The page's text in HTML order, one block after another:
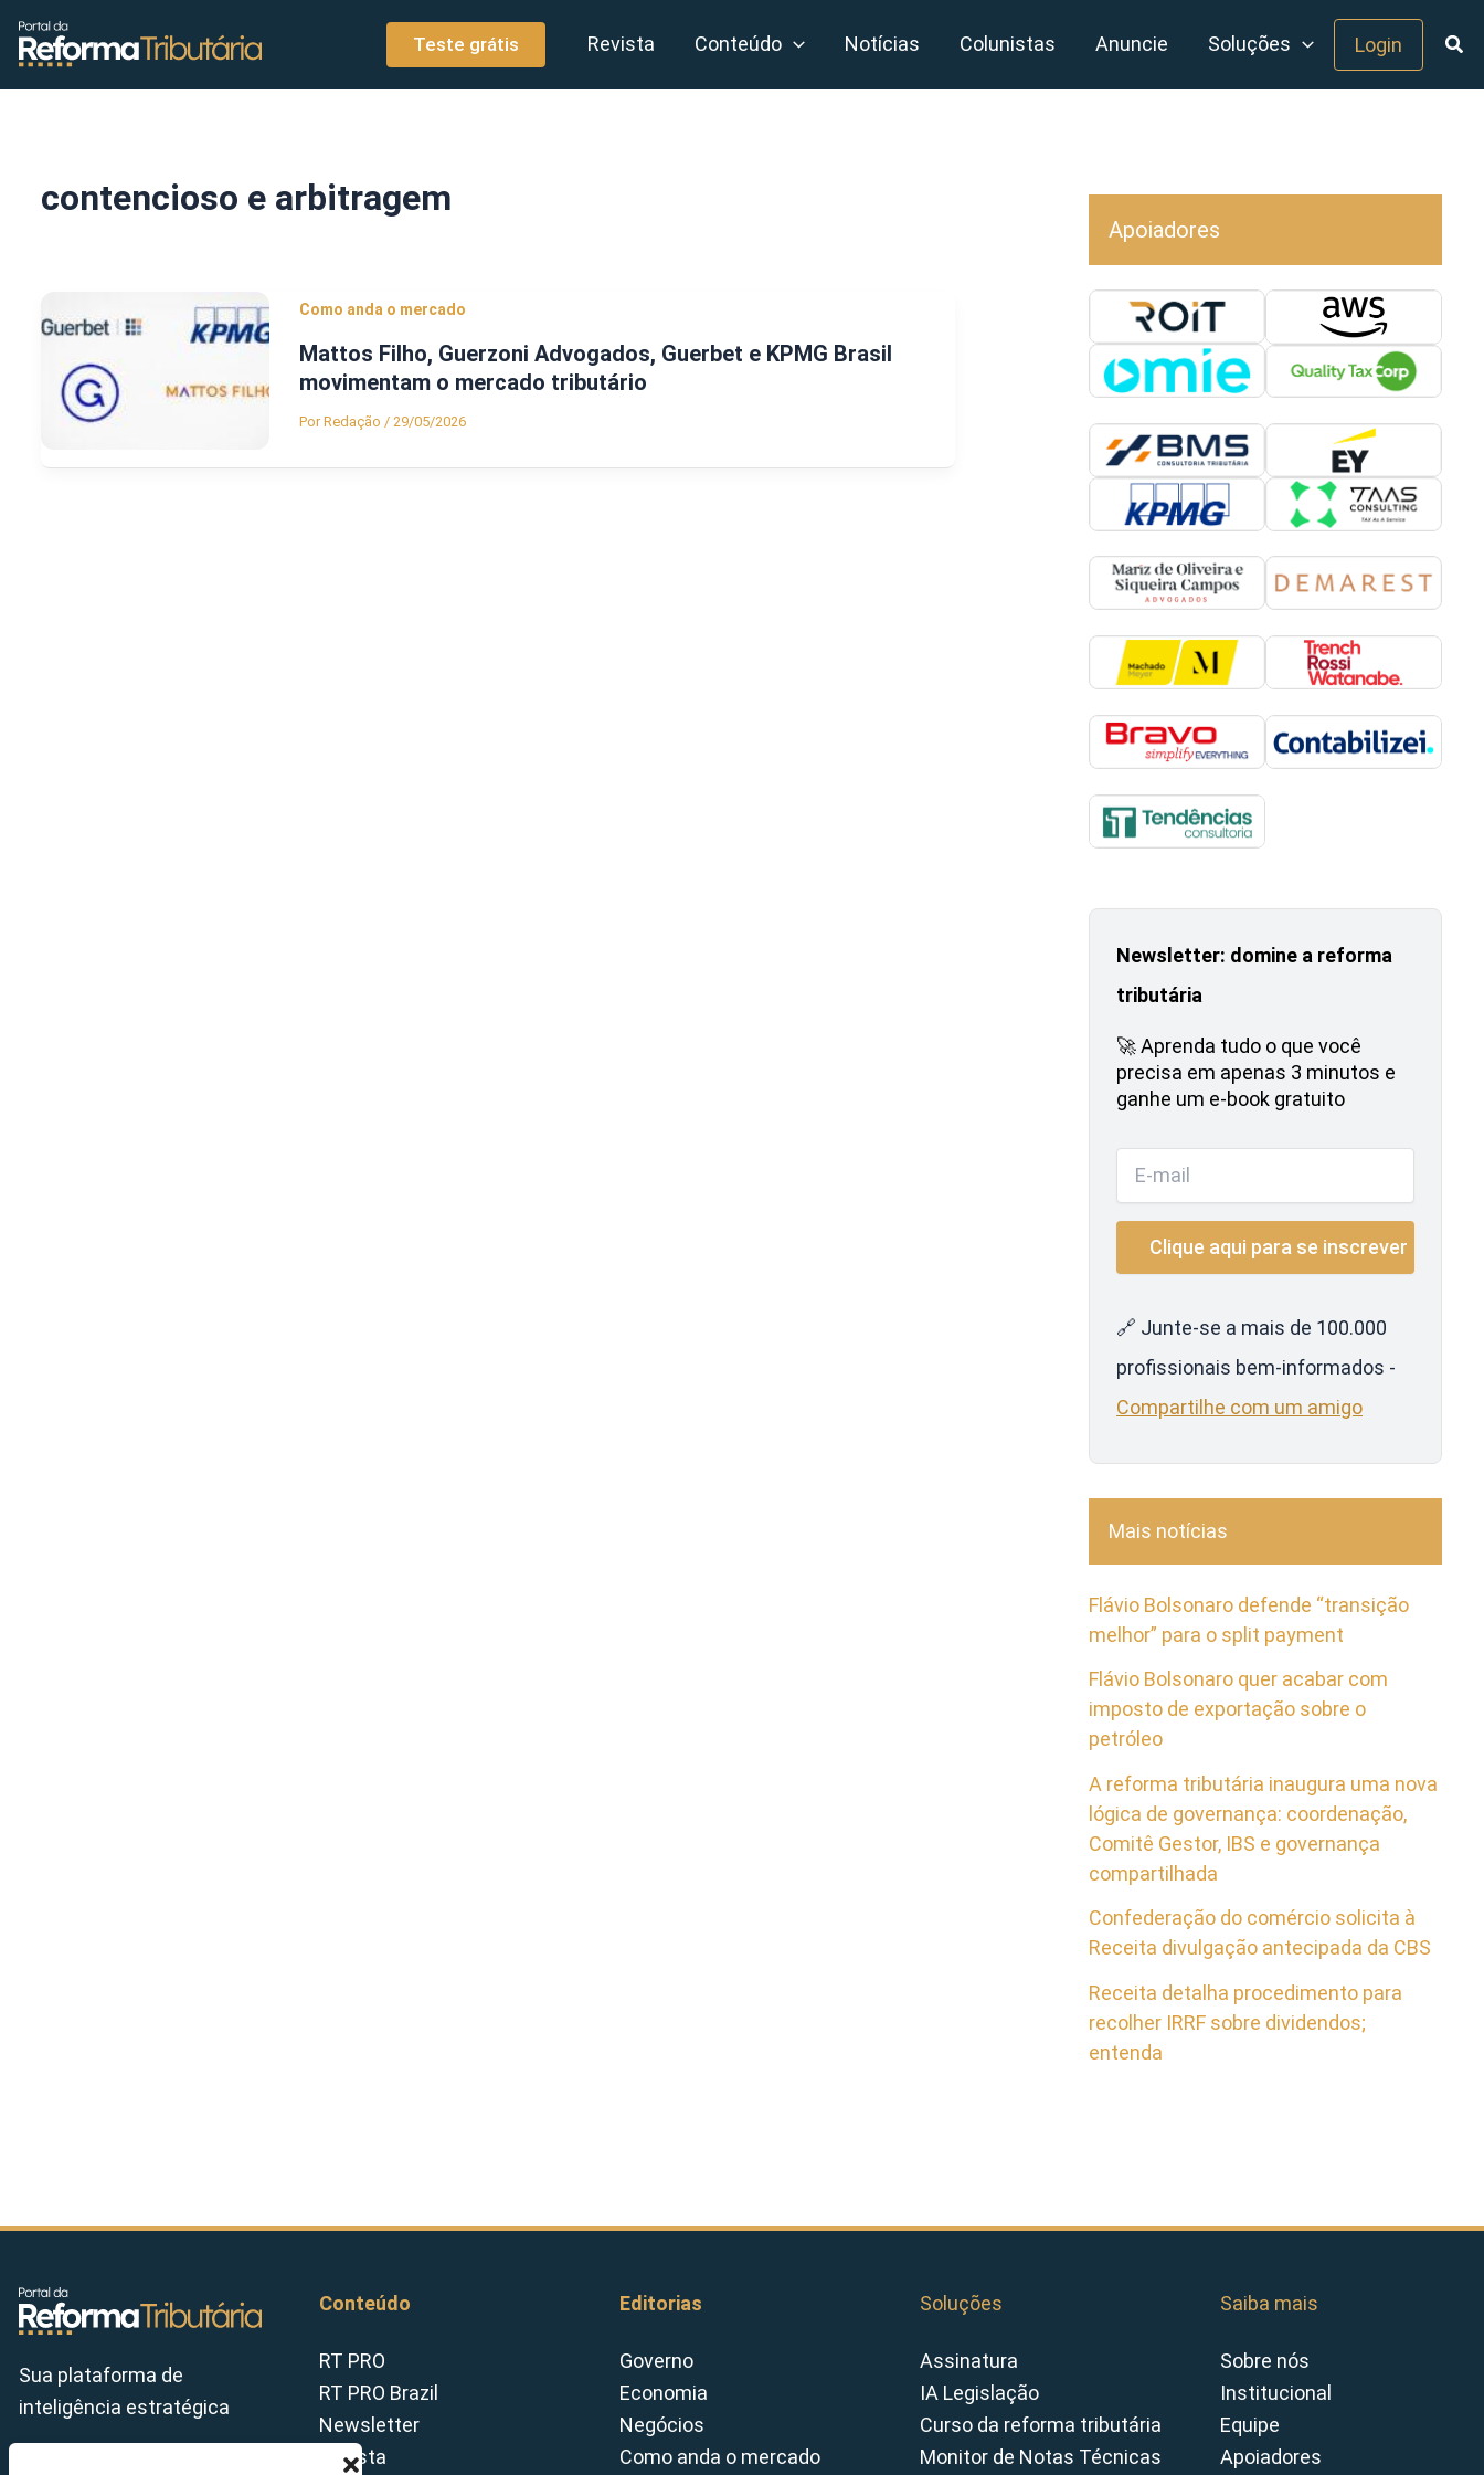
conteúdo
Teste grátis Revista Conteúdo Notícias Colunistas Anuncie Soluções Login
contencioso e arbitragem
Como anda o mercado
Mattos Filho, Guerzoni Advogados, Guerbet e KPMG Brasil
movimentam o mercado tributário
PorRedação / 29/05/2026
Apoiadores
Newsletter: domine a reforma
tributária
🚀 Aprenda tudo o que você
precisa em apenas 3 minutos e
ganhe um e-book gratuito
🔗 Junte-se a mais de 100.000
profissionais bem-informados -
Compartilhe com um amigo
Mais notícias
Flávio Bolsonaro defende “transição
melhor” para o split payment
Flávio Bolsonaro quer acabar com
imposto de exportação sobre o
petróleo
A reforma tributária inaugura uma nova
lógica de governança: coordenação,
Comitê Gestor, IBS e governança
compartilhada
Confederação do comércio solicita à
Receita divulgação antecipada da CBS
Receita detalha procedimento para
recolher IRRF sobre dividendos;
entenda
Sua plataforma de
inteligência estratégica
Conteúdo
RT PRO
RT PRO Brazil
Newsletter
Revista
Editorias
Governo
Economia
Negócios
Como anda o mercado
Soluções
Assinatura
IA Legislação
Curso da reforma tributária
Monitor de Notas Técnicas
Saiba mais
Sobre nós
Institucional
Equipe
Apoiadores